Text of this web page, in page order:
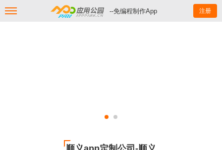
--免编程制作App 注册